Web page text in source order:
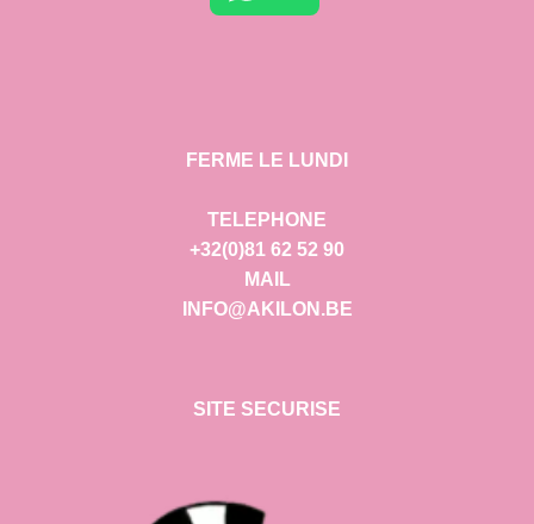
FERME LE LUNDI
TELEPHONE
+32(0)81 62 52 90
MAIL
INFO@AKILON.BE
SITE SECURISE